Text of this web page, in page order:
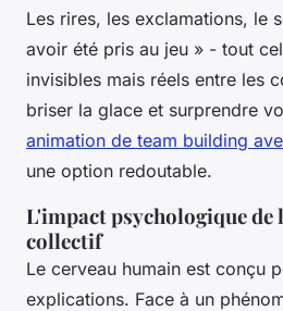
Les rires, les exclamations, le
avoir été pris au jeu » - tout
invisibles mais réels entre les
briser la glace et surprendre
animation de team building
une option redoutable.
L'impact psychologique
collectif
Le cerveau humain est conçu
explications. Face à un